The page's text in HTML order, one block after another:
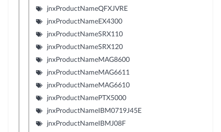
jnxProductNameQFXJVRE
jnxProductNameEX4300
jnxProductNameSRX110
jnxProductNameSRX120
jnxProductNameMAG8600
jnxProductNameMAG6611
jnxProductNameMAG6610
jnxProductNamePTX5000
jnxProductNameIBM0719J45E
jnxProductNameIBMJ08F